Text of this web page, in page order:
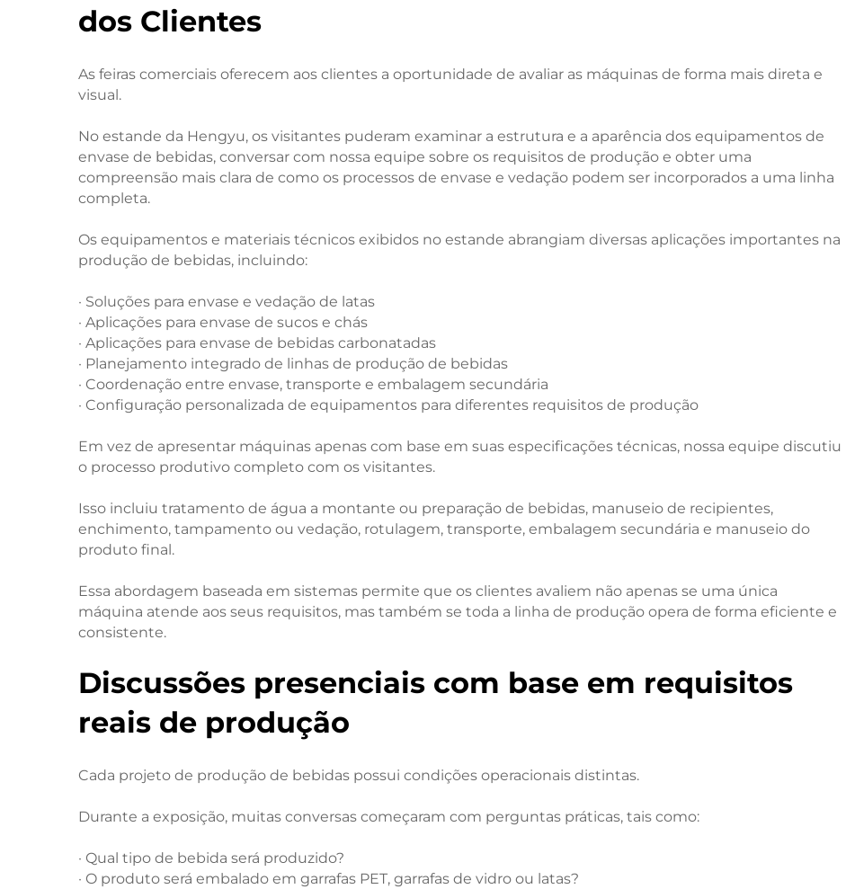
dos Clientes
As feiras comerciais oferecem aos clientes a oportunidade de avaliar as máquinas de forma mais direta e
visual.
No estande da Hengyu, os visitantes puderam examinar a estrutura e a aparência dos equipamentos de
envase de bebidas, conversar com nossa equipe sobre os requisitos de produção e obter uma
compreensão mais clara de como os processos de envase e vedação podem ser incorporados a uma linha
completa.
Os equipamentos e materiais técnicos exibidos no estande abrangiam diversas aplicações importantes na
produção de bebidas, incluindo:
· Soluções para envase e vedação de latas
· Aplicações para envase de sucos e chás
· Aplicações para envase de bebidas carbonatadas
· Planejamento integrado de linhas de produção de bebidas
· Coordenação entre envase, transporte e embalagem secundária
· Configuração personalizada de equipamentos para diferentes requisitos de produção
Em vez de apresentar máquinas apenas com base em suas especificações técnicas, nossa equipe discutiu
o processo produtivo completo com os visitantes.
Isso incluiu tratamento de água a montante ou preparação de bebidas, manuseio de recipientes,
enchimento, tampamento ou vedação, rotulagem, transporte, embalagem secundária e manuseio do
produto final.
Essa abordagem baseada em sistemas permite que os clientes avaliem não apenas se uma única
máquina atende aos seus requisitos, mas também se toda a linha de produção opera de forma eficiente e
consistente.
Discussões presenciais com base em requisitos
reais de produção
Cada projeto de produção de bebidas possui condições operacionais distintas.
Durante a exposição, muitas conversas começaram com perguntas práticas, tais como:
· Qual tipo de bebida será produzido?
· O produto será embalado em garrafas PET, garrafas de vidro ou latas?